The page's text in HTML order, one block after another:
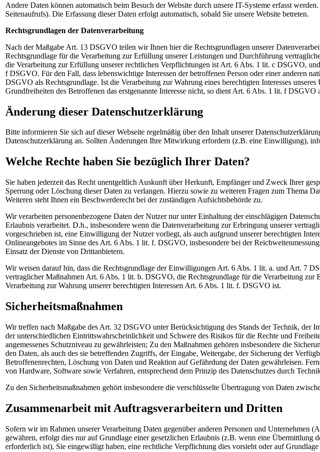
Andere Daten können automatisch beim Besuch der Website durch unsere IT-Systeme erfasst
Seitenaufrufs). Die Erfassung dieser Daten erfolgt automatisch, sobald Sie unsere Website betreten.
Rechtsgrundlagen der Datenverarbeitung
Nach der Maßgabe Art. 13 DSGVO teilen wir Ihnen hier die Rechtsgrundlagen unserer
Rechtsgrundlage für die Verarbeitung zur Erfüllung unserer Leistungen und Durchführung
die Verarbeitung zur Erfüllung unserer rechtlichen Verpflichtungen ist Art. 6 Abs. 1 lit. c DSGVO,
f DSGVO. Für den Fall, dass lebenswichtige Interessen der betroffenen Person oder einer anderen
DSGVO als Rechtsgrundlage. Ist die Verarbeitung zur Wahrung eines berechtigten Interesses
Grundfreiheiten des Betroffenen das erstgenannte Interesse nicht, so dient Art. 6 Abs. 1 lit. f DSGVO
Änderung dieser Datenschutzerklärung
Bitte informieren Sie sich auf dieser Webseite regelmäßig über den Inhalt unserer
Datenschutzerklärung an. Sollten Änderungen Ihre Mitwirkung erfordern (z.B. eine Einwilligung),
Welche Rechte haben Sie bezüglich Ihrer Daten?
Sie haben jederzeit das Recht unentgeltlich Auskunft über Herkunft, Empfänger und Zweck Ihrer
Sperrung oder Löschung dieser Daten zu verlangen. Hierzu sowie zu weiteren Fragen zum Thema
Weiteren steht Ihnen ein Beschwerderecht bei der zuständigen Aufsichtsbehörde zu.
Wir verarbeiten personenbezogene Daten der Nutzer nur unter Einhaltung der einschlägigen
Erlaubnis verarbeitet. D.h., insbesondere wenn die Datenverarbeitung zur Erbringung unserer
vorgeschrieben ist, eine Einwilligung der Nutzer vorliegt, als auch aufgrund unserer berechtigten
Onlineangebotes im Sinne des Art. 6 Abs. 1 lit. f. DSGVO, insbesondere bei der
Einsatz der Dienste von Drittanbietern.
Wir weisen darauf hin, dass die Rechtsgrundlage der Einwilligungen Art. 6 Abs. 1 lit. a. und Art. 7
vertraglicher Maßnahmen Art. 6 Abs. 1 lit. b. DSGVO, die Rechtsgrundlage für die Verarbeitung
Verarbeitung zur Wahrung unserer berechtigten Interessen Art. 6 Abs. 1 lit. f. DSGVO ist.
Sicherheitsmaßnahmen
Wir treffen nach Maßgabe des Art. 32 DSGVO unter Berücksichtigung des Stands der Technik, der
der unterschiedlichen Eintrittswahrscheinlichkeit und Schwere des Risikos für die Rechte und
angemessenes Schutzniveau zu gewährleisten; Zu den Maßnahmen gehören insbesondere die
den Daten, als auch des sie betreffenden Zugriffs, der Eingabe, Weitergabe, der Sicherung der
Betroffenenrechten, Löschung von Daten und Reaktion auf Gefährdung der Daten gewährleisen.
von Hardware, Software sowie Verfahren, entsprechend dem Prinzip des Datenschutzes durch
Zu den Sicherheitsmaßnahmen gehört insbesondere die verschlüsselte Übertragung von Daten
Zusammenarbeit mit Auftragsverarbeitern und Dritten
Sofern wir im Rahmen unserer Verarbeitung Daten gegenüber anderen Personen und
gewähren, erfolgt dies nur auf Grundlage einer gesetzlichen Erlaubnis (z.B. wenn eine
erforderlich ist), Sie eingewilligt haben, eine rechtliche Verpflichtung dies vorsieht oder auf